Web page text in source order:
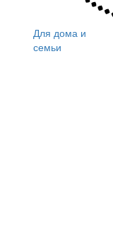
Для дома и
семьи